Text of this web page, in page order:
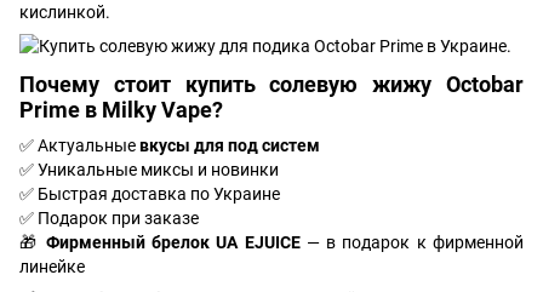
кислинкой.
Почему стоит купить солевую жижу Octobar
Prime в Milky Vape?
✅ Актуальныевкусы для под систем
✅ Уникальные миксы и новинки
✅ Быстрая доставка по Украине
✅ Подарок при заказе
🎁 Фирменный брелок UA EJUICE— в подарок к фирменной
линейке